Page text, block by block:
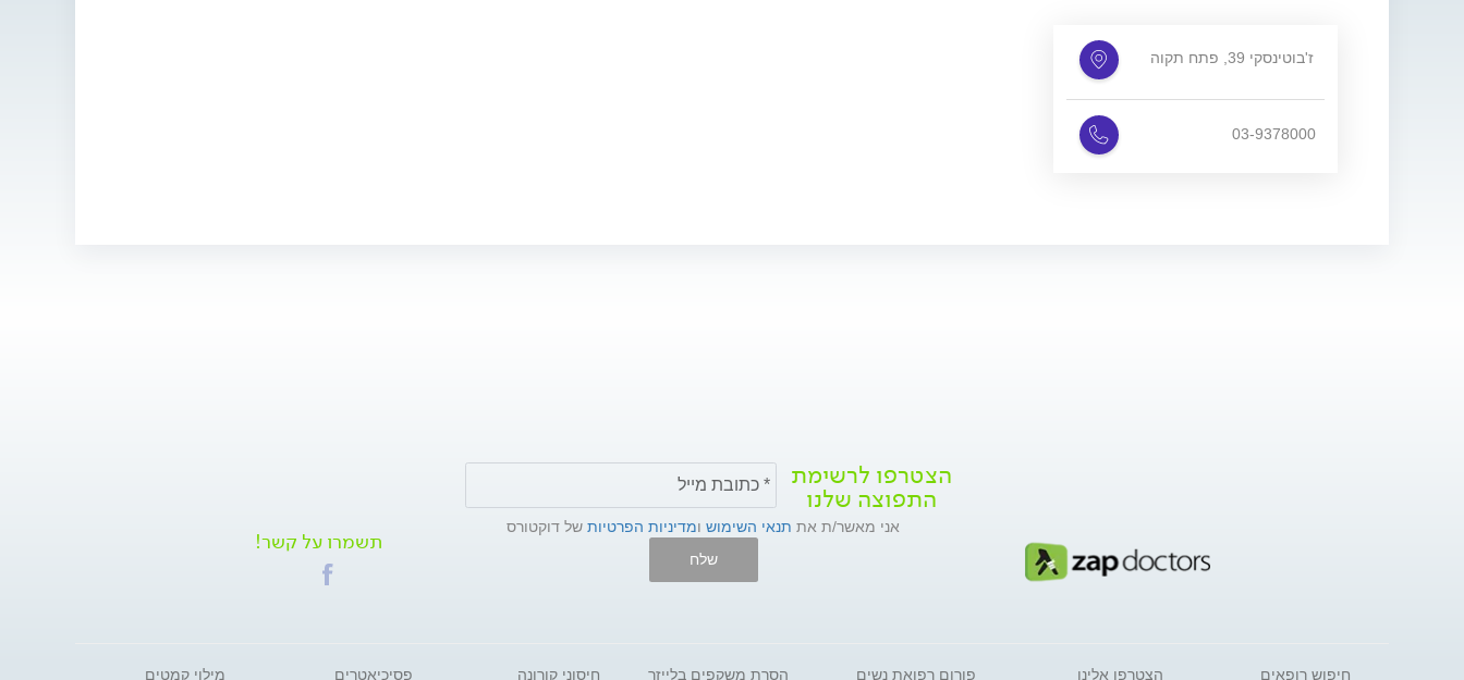
ז'בוטינסקי 39, פתח תקוה
03-9378000
הצטרפו לרשימת
התפוצה שלנו
אני מאשר/ת את תנאי השימוש ומדיניות הפרטיות של דוקטורס
שלח
תשמרו על קשר!
חיפוש רופאים הצטרפו אלינו פורום רפואת נשים הסרת משקפים בלייזר חיסוני קורונה פסיכיאטרים מילוי קמטים